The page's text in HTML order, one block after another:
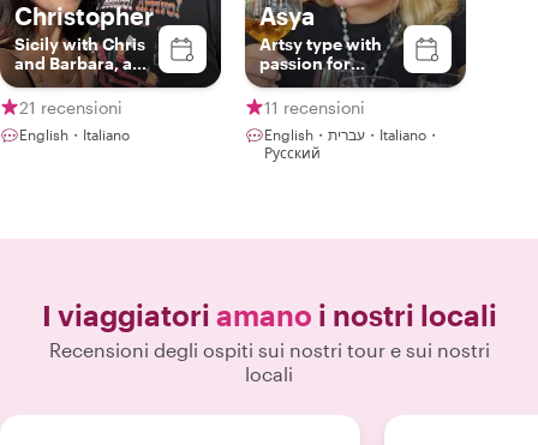
Christopher
Sicily with Chris
and Barbara, a
real locals!
21 recensioni
English・Italiano
Asya
Artsy type with
passion for
history and food
11 recensioni
English・עברית・Italiano・
Русский
I viaggiatori amano i nostri locali
Recensioni degli ospiti sui nostri tour e sui nostri
locali